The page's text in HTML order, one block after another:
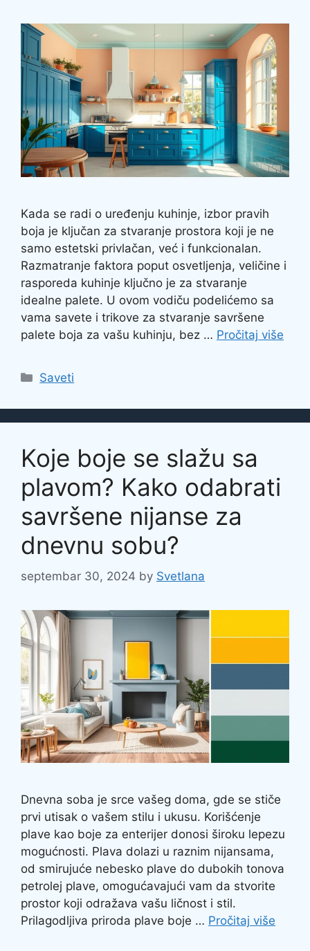
Kada se radi o uređenju kuhinje, izbor pravih
boja je ključan za stvaranje prostora koji je ne
samo estetski privlačan, već i funkcionalan.
Razmatranje faktora poput osvetljenja, veličine i
rasporeda kuhinje ključno je za stvaranje
idealne palete. U ovom vodiču podelićemo sa
vama savete i trikove za stvaranje savršene
palete boja za vašu kuhinju, bez … Pročitaj više
Categories
Saveti
Koje boje se slažu sa
plavom? Kako odabrati
savršene nijanse za
dnevnu sobu?
septembar 30, 2024 by Svetlana
Dnevna soba je srce vašeg doma, gde se stiče
prvi utisak o vašem stilu i ukusu. Korišćenje
plave kao boje za enterijer donosi široku lepezu
mogućnosti. Plava dolazi u raznim nijansama,
od smirujuće nebesko plave do dubokih tonova
petrolej plave, omogućavajući vam da stvorite
prostor koji odražava vašu ličnost i stil.
Prilagodljiva priroda plave boje … Pročitaj više